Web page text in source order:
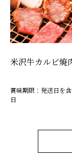
米沢牛カルビ焼
賞味期限：発送日を
日